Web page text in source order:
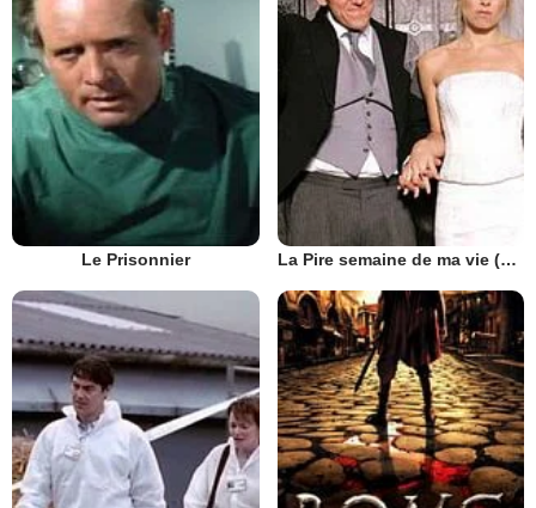
Le Prisonnier La Pire semaine de ma vie (UK)